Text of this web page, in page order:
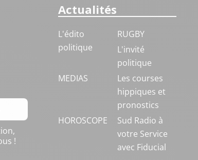
!
Actualités
L'édito
politique
RUGBY
L'invité
politique
MEDIAS
Les courses
hippiques et
pronostics
HOROSCOPE
Sud Radio à
votre Service
avec Fiducial